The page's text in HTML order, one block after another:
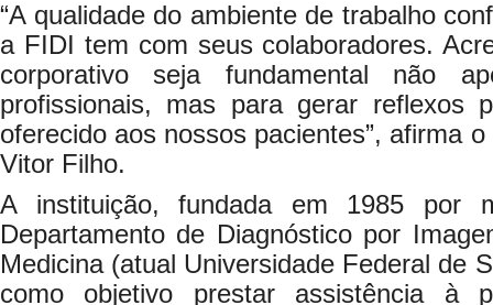
“A qualidade do ambiente de trabalho
a FIDI tem com seus colaboradores.
corporativo seja fundamental não
profissionais, mas para gerar reflexos
oferecido aos nossos pacientes”, afirma
Vitor Filho.
A instituição, fundada em 1985 por
Departamento de Diagnóstico por
Medicina (atual Universidade Federal de
como objetivo prestar assistência à